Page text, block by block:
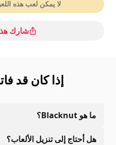
تتم الإشارة إلى الأوامر في خيارات
لا يمكن لعب هذه
شارك
إذا كان قد
ما هو Blacknut؟
هل أحتاج إلى تنزيل الألعاب؟